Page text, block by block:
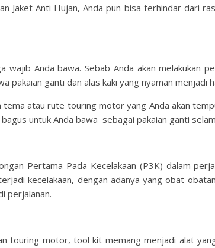
Jaket Anti Hujan, Anda pun bisa terhindar dari
wajib Anda bawa. Sebab Anda akan melakukan
pakaian ganti dan alas kaki yang nyaman menjadi
atau rute touring motor yang Anda akan
untuk Anda bawa sebagai pakaian ganti
Pertama Pada Kecelakaan (P3K) dalam
kecelakaan, dengan adanya yang obat-
perjalanan.
touring motor, tool kit memang menjadi alat